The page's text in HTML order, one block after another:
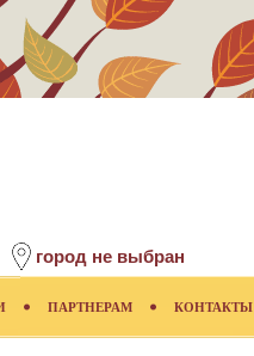
город не выбран
ПАРТНЕРАМ КОНТАКТЫ